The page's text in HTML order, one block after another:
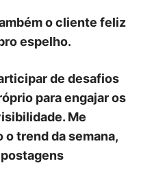
o cliente feliz
espelho.
de desafios
para engajar os
Me
o trend da semana,